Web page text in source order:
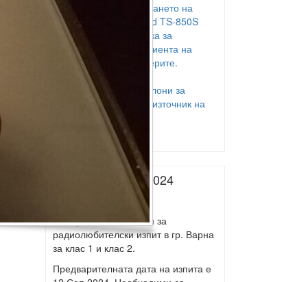
Проблем в захранването на
трансивър Kenwood TS-850S
Собствена методика за
измерване коефициента на
скъсяване на фидерите.
LZ2EMO
USB външни тонколони за
компютър – голям източник на
радиосмущения
Ден на радиото
Следващ изпит 2024
Следващ изпит 2024
Набират се заявления за
радиолюбителски изпит в гр. Варна
за клас 1 и клас 2.
Предварителната дата на изпита е